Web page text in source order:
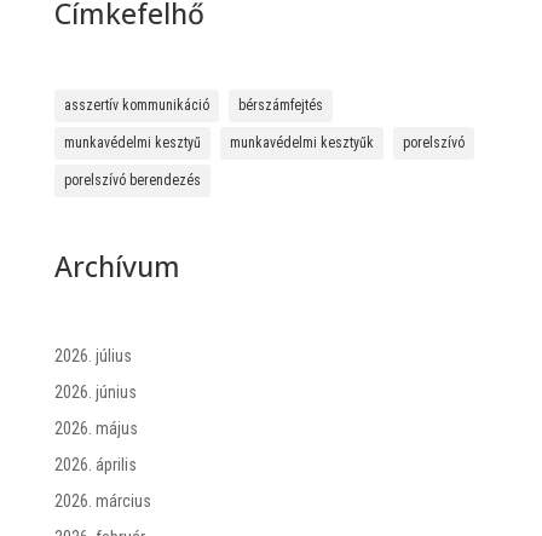
Címkefelhő
asszertív kommunikáció bérszámfejtés
munkavédelmi kesztyű munkavédelmi kesztyűk porelszívó
porelszívó berendezés
Archívum
2026. július
2026. június
2026. május
2026. április
2026. március